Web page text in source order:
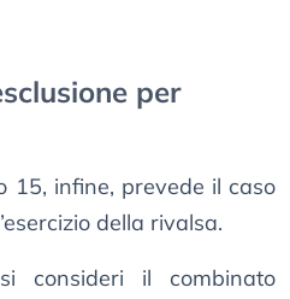
per
15, infine, prevede il caso
della rivalsa.
consideri il combinato